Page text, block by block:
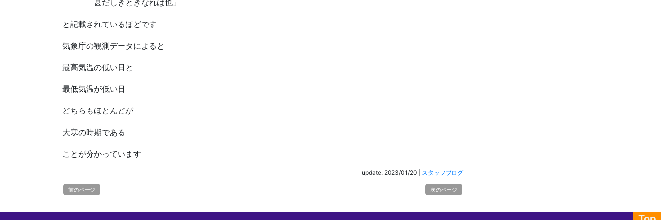
甚だしきときなれば也」
と記載されているほどです
気象庁の観測データによると
最高気温の低い日と
最低気温が低い日
どちらもほとんどが
大寒の時期である
ことが分かっています
update: 2023/01/20 スタッフブログ
前のページ 次のページ